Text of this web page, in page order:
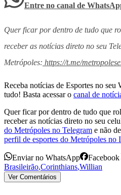
Entre no canal de
Quer ficar por dentro de tudo que
receber as notícias direto no seu
Metrópoles: https://t.me/
Receba notícias de Esportes no
tudo! Basta acessar o canal de
Quer ficar por dentro de tudo que
receber as notícias direto no seu
do Metrópoles no Telegram e não
perfil de esportes do Metrópoles no
Enviar no WhatsApp Facebook
Brasileirão,Corinthians,Willian
Ver Comentários